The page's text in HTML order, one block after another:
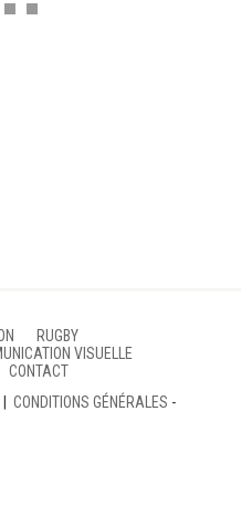
RUGBY
VISUELLE
CONTACT
CONDITIONS GÉNÉRALES -